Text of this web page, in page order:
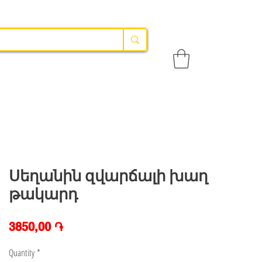
Սեղանին զվարճալի խաղ
թակարդ
3850,00 ֏Price
Quantity *